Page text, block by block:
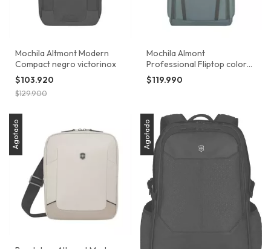
Mochila Altmont Modern
Compact negro victorinox
$103.920
$129.900
Mochila Almont
Professional Fliptop color
negro Victorinox
$119.990
Agotado Agotado